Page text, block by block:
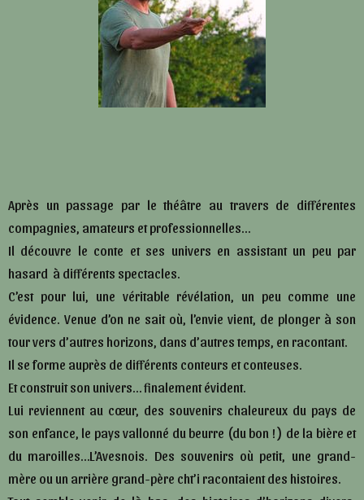
Après un passage par le théâtre au travers de différentes
compagnies, amateurs et professionnelles…
Il découvre le conte et ses univers en assistant un peu par
hasard à différents spectacles.
C’est pour lui, une véritable révélation, un peu comme une
évidence. Venue d’on ne sait où, l’envie vient, de plonger à son
tour vers d’autres horizons, dans d’autres temps, en racontant.
Il se forme auprès de différents conteurs et conteuses.
Et construit son univers… finalement évident.
Lui reviennent au cœur, des souvenirs chaleureux du pays de
son enfance, le pays vallonné du beurre (du bon ! ) de la bière et
du maroilles…L’Avesnois. Des souvenirs où petit, une grand-
mère ou un arrière grand-père cht’i racontaient des histoires.